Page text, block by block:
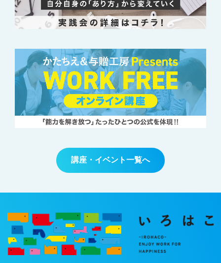
講座・イベント一覧へ